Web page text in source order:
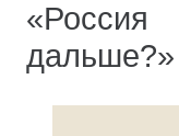
дальше?»